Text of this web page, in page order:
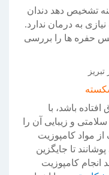
تشخیص دهد دندان
به درمان ندارد.
حفره ها را بررسی
باشد، با
و زیبایی آن را
از مواد کامپوزیت
تا جایگزین
کامپوزیت